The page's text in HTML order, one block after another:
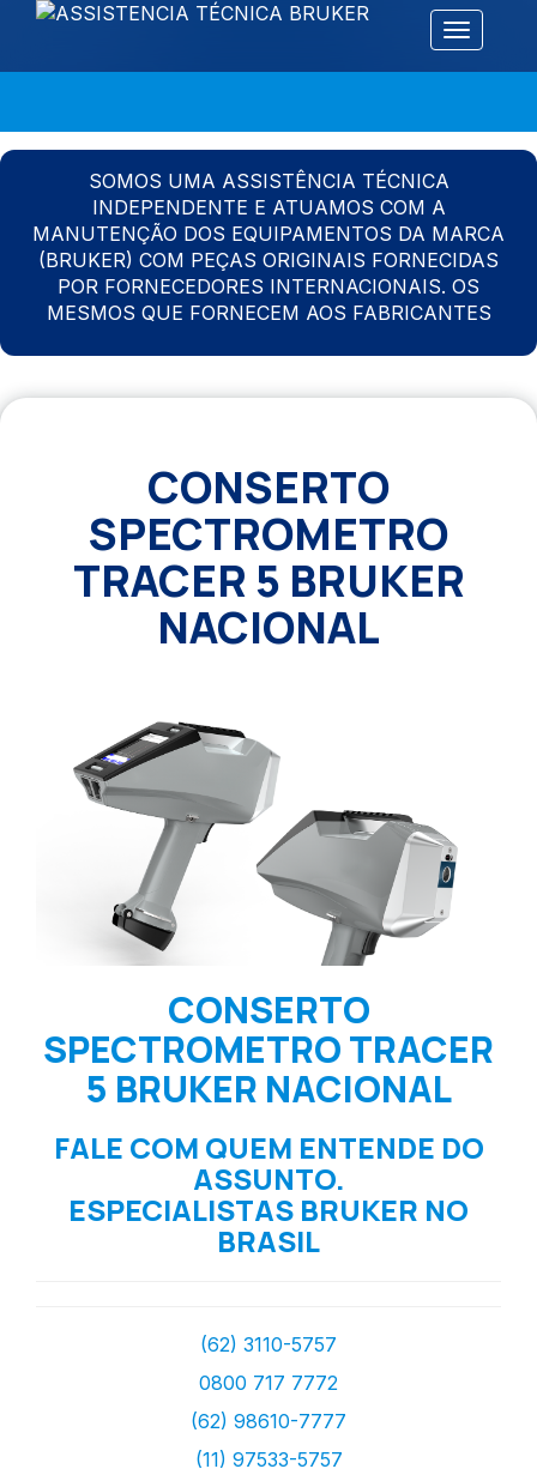
Alternar
SOMOS UMA ASSISTÊNCIA TÉCNICA
INDEPENDENTE E ATUAMOS COM A
MANUTENÇÃO DOS EQUIPAMENTOS DA MARCA
(BRUKER) COM PEÇAS ORIGINAIS FORNECIDAS
POR FORNECEDORES INTERNACIONAIS. OS
MESMOS QUE FORNECEM AOS FABRICANTES
CONSERTO
SPECTROMETRO
TRACER 5 BRUKER
NACIONAL
CONSERTO
SPECTROMETRO TRACER
5 BRUKER NACIONAL
FALE COM QUEM ENTENDE DO
ASSUNTO.
ESPECIALISTAS BRUKER NO
BRASIL
(62) 3110-5757
0800 717 7772
(62) 98610-7777
(11) 97533-5757